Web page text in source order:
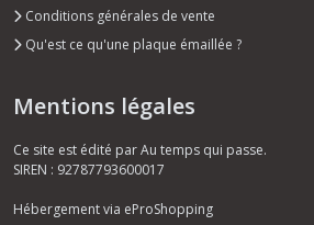
Conditions générales de vente
Qu'est ce qu'une plaque émaillée ?
Mentions légales
Ce site est édité par Au temps qui passe.
SIREN : 92787793600017
Hébergement via eProShopping